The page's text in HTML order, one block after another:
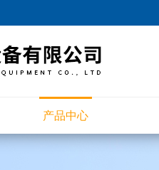
产品中心